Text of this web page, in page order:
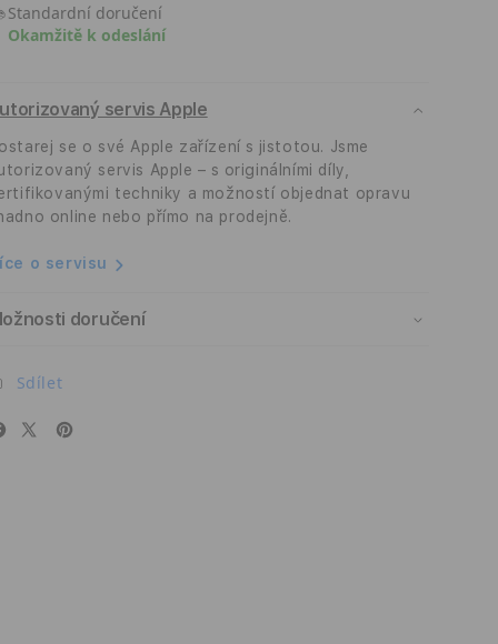
iPhone
17
Screen
Guard
s
aplikátorem,
úplným
pokrytím
2
iPhone
17
Screen
Guard
s
aplikátorem,
úplným
pokrytím
Standardní doručení
Okamžitě k odeslání
servis Apple
se o své Apple zařízení s jistotou. Jsme
servis Apple – s originálními díly,
techniky a možností objednat opravu
online nebo přímo na prodejně.
o servisu
doručení
Sdílet